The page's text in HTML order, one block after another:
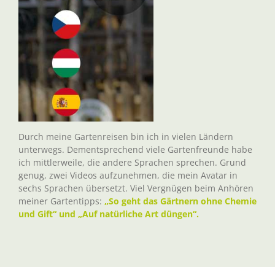
Durch meine Gartenreisen bin ich in vielen Ländern
unterwegs. Dementsprechend viele Gartenfreunde habe
ich mittlerweile, die andere Sprachen sprechen. Grund
genug, zwei Videos aufzunehmen, die mein Avatar in
sechs Sprachen übersetzt. Viel Vergnügen beim Anhören
meiner Gartentipps: „So geht das Gärtnern ohne Chemie
und Gift“ und „Auf natürliche Art düngen“.